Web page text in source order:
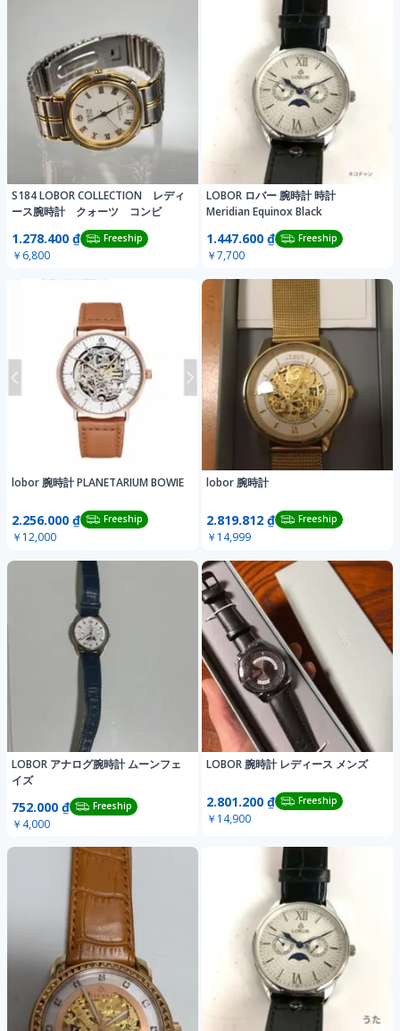
S184 LOBOR COLLECTION レディ
ース腕時計 クォーツ コンビ
1.278.400 ₫ Freeship
￥6,800
LOBOR ロバー 腕時計 時計
Meridian Equinox Black
1.447.600 ₫ Freeship
￥7,700
lobor 腕時計 PLANETARIUM BOWIE
2.256.000 ₫ Freeship
￥12,000
lobor 腕時計
2.819.812 ₫ Freeship
￥14,999
LOBOR アナログ腕時計 ムーンフェ
イズ
752.000 ₫ Freeship
￥4,000
LOBOR 腕時計 レディース メンズ
2.801.200 ₫ Freeship
￥14,900